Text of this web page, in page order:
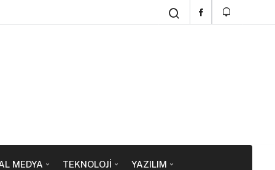
MEDYA TEKNOLOJI YAZILIM